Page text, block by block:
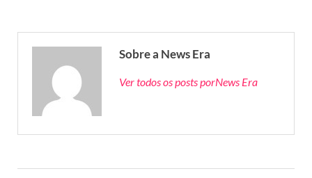
Sobre a News Era
Ver todos os posts porNews Era